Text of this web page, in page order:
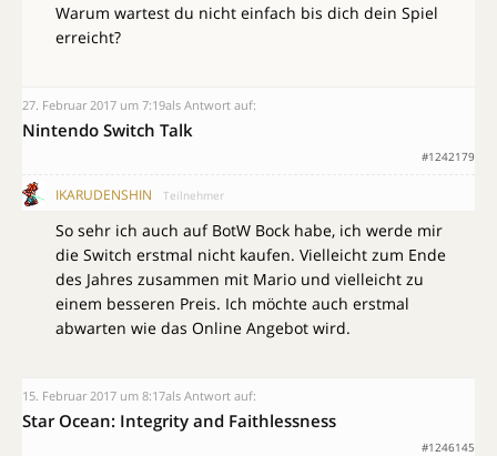
Warum wartest du nicht einfach bis dich dein Spiel
erreicht?
27. Februar 2017 um 7:19als Antwort auf:
Nintendo Switch Talk
#1242179
IKARUDENSHIN Teilnehmer
So sehr ich auch auf BotW Bock habe, ich werde mir
die Switch erstmal nicht kaufen. Vielleicht zum Ende
des Jahres zusammen mit Mario und vielleicht zu
einem besseren Preis. Ich möchte auch erstmal
abwarten wie das Online Angebot wird.
15. Februar 2017 um 8:17als Antwort auf:
Star Ocean: Integrity and Faithlessness
#1246145